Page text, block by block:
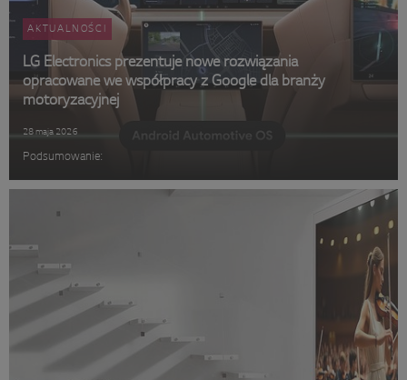
AKTUALNOŚCI
LG Electronics prezentuje nowe rozwiązania
opracowane we współpracy z Google dla branży
motoryzacyjnej
28 maja 2026
Podsumowanie: